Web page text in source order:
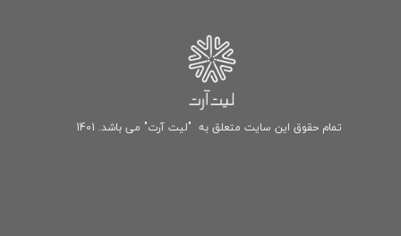
تمام حقوق این سایت متعلق به "لیت آرت" می باشد. 1401